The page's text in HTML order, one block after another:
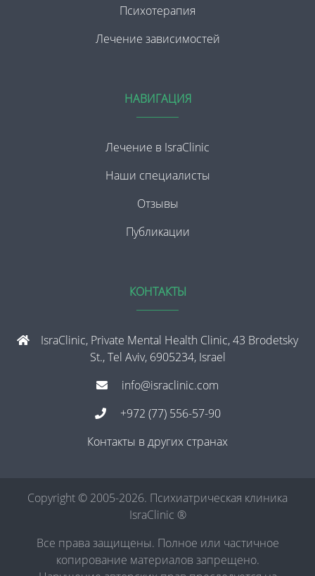
Психотерапия
Лечение зависимостей
НАВИГАЦИЯ
Лечение в IsraClinic
Наши специалисты
Отзывы
Публикации
КОНТАКТЫ
IsraClinic, Private Mental Health Clinic, 43 Brodetsky
St., Tel Aviv, 6905234, Israel
info@israclinic.com
+972 (77) 556-57-90
Контакты в других странах
Copyright © 2005-2026. Психиатрическая клиника
IsraClinic ®
Все права защищены. Полное или частичное
копирование материалов запрещено.